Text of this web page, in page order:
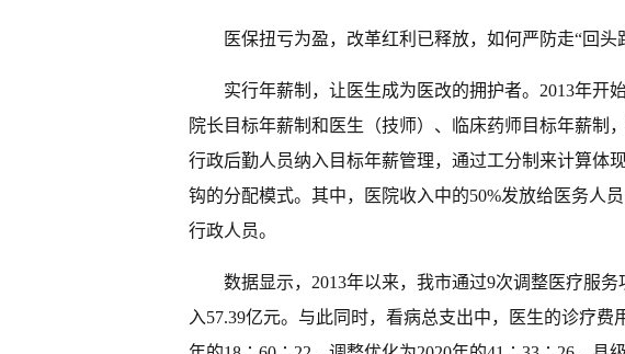
医保扭亏为盈，改革红利已释放，如何严防走“回头
实行年薪制，让医生成为医改的拥护者。2013年开
院长目标年薪制和医生（技师）、临床药师目标年薪制
行政后勤人员纳入目标年薪管理，通过工分制来计算体
钩的分配模式。其中，医院收入中的50%发放给医务人
行政人员。
数据显示，2013年以来，我市通过9次调整医疗服
入57.39亿元。与此同时，看病总支出中，医生的诊疗费